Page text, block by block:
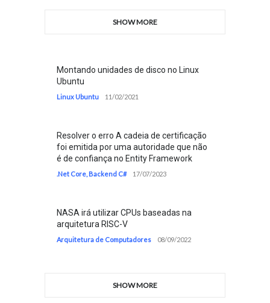
SHOW MORE
Montando unidades de disco no Linux
Ubuntu
Linux Ubuntu 11/02/2021
Resolver o erro A cadeia de certificação
foi emitida por uma autoridade que não
é de confiança no Entity Framework
.Net Core, Backend C# 17/07/2023
NASA irá utilizar CPUs baseadas na
arquitetura RISC-V
Arquitetura de Computadores 08/09/2022
SHOW MORE